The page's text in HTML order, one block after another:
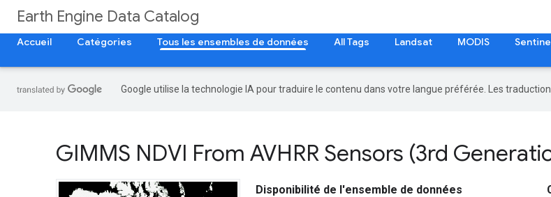
Earth Engine Data Catalog
Accueil
Catégories Tous les ensembles de données All Tags Landsat MODIS
Google utilise la technologie IA pour traduire le contenu dans votre langue préférée. Les
GIMMS NDVI From AVHRR Sensors (3rd
Disponibilité de l'ensemble de données